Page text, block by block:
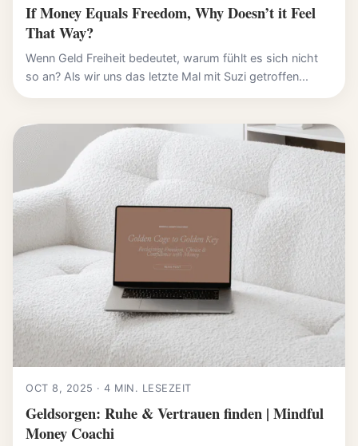
If Money Equals Freedom, Why Doesn’t it Feel
That Way?
Wenn Geld Freiheit bedeutet, warum fühlt es sich nicht
so an? Als wir uns das letzte Mal mit Suzi getroffen...
OCT 8, 2025 · 4 MIN. LESEZEIT
Geldsorgen: Ruhe & Vertrauen finden | Mindful
Money Coachi